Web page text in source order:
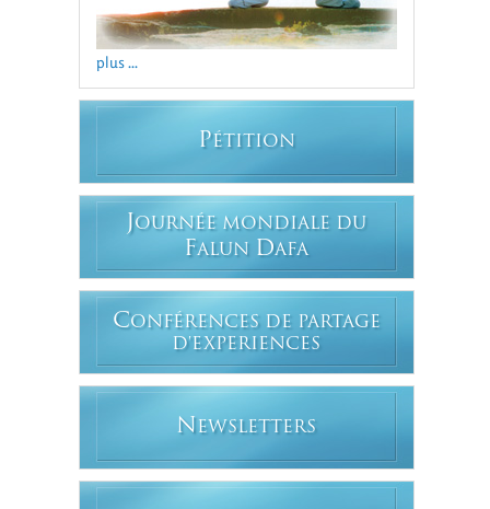
plus ...
PÉTITION
JOURNÉE MONDIALE DU
FALUN DAFA
CONFÉRENCES DE PARTAGE
D'EXPERIENCES
N EWSLETTERS